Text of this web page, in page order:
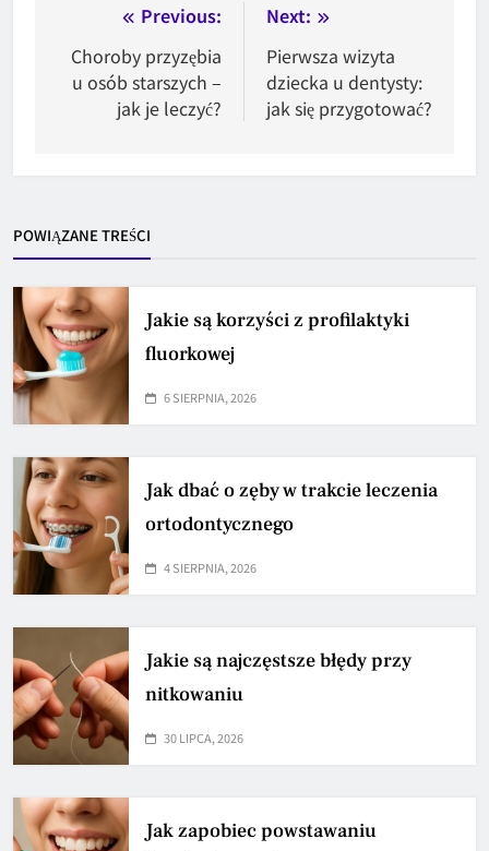
Nawigacja
wpisu
Previous:
Choroby przyzębia
u osób starszych –
jak je leczyć?
Next:
Pierwsza wizyta
dziecka u dentysty:
jak się przygotować?
POWIĄZANE TREŚCI
Jakie są korzyści z profilaktyki
fluorkowej
6 SIERPNIA, 2026
Jak dbać o zęby w trakcie leczenia
ortodontycznego
4 SIERPNIA, 2026
Jakie są najczęstsze błędy przy
nitkowaniu
30 LIPCA, 2026
Jak zapobiec powstawaniu